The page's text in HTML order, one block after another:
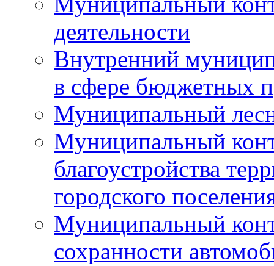
деятельности
Внутренний
в сфере бюджетных
Муниципальный
Муниципальный
благоустройства
городского
Муниципальный
сохранности